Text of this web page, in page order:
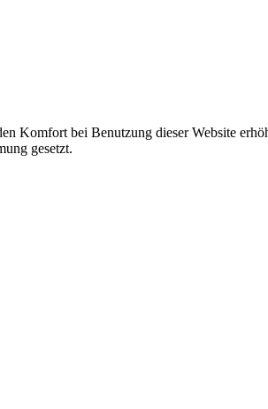
Komfort bei Benutzung dieser Website
gesetzt.